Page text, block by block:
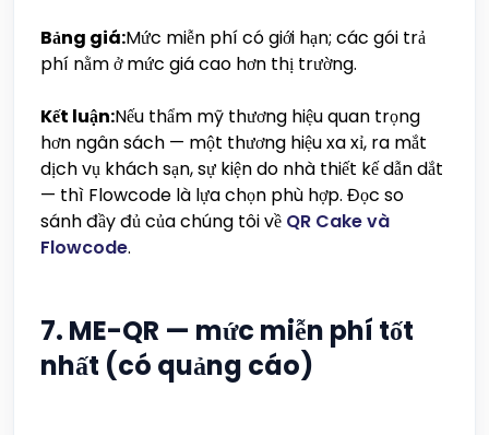
Bảng giá:Mức miễn phí có giới hạn; các gói trả
phí nằm ở mức giá cao hơn thị trường.
Kết luận:Nếu thẩm mỹ thương hiệu quan trọng
hơn ngân sách — một thương hiệu xa xỉ, ra mắt
dịch vụ khách sạn, sự kiện do nhà thiết kế dẫn dắt
— thì Flowcode là lựa chọn phù hợp. Đọc so
sánh đầy đủ của chúng tôi về QR Cake và
Flowcode.
7. ME-QR — mức miễn phí tốt
nhất (có quảng cáo)